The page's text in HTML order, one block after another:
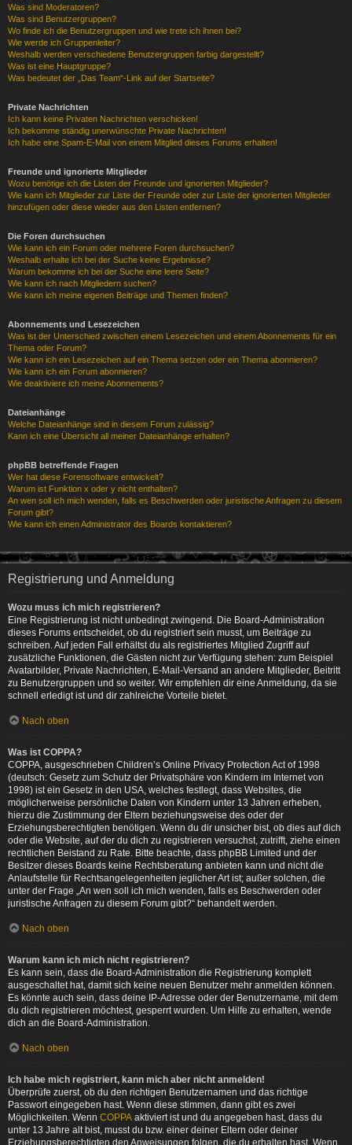
Was sind Moderatoren?
Was sind Benutzergruppen?
Wo finde ich die Benutzergruppen und wie trete ich ihnen bei?
Wie werde ich Gruppenleiter?
Weshalb werden verschiedene Benutzergruppen farbig dargestellt?
Was ist eine Hauptgruppe?
Was bedeutet der „Das Team“-Link auf der Startseite?
Private Nachrichten
Ich kann keine Privaten Nachrichten verschicken!
Ich bekomme ständig unerwünschte Private Nachrichten!
Ich habe eine Spam-E-Mail von einem Mitglied dieses Forums erhalten!
Freunde und ignorierte Mitglieder
Wozu benötige ich die Listen der Freunde und ignorierten Mitglieder?
Wie kann ich Mitglieder zur Liste der Freunde oder zur Liste der ignorierten Mitglieder
hinzufügen oder diese wieder aus den Listen entfernen?
Die Foren durchsuchen
Wie kann ich ein Forum oder mehrere Foren durchsuchen?
Weshalb erhalte ich bei der Suche keine Ergebnisse?
Warum bekomme ich bei der Suche eine leere Seite?
Wie kann ich nach Mitgliedern suchen?
Wie kann ich meine eigenen Beiträge und Themen finden?
Abonnements und Lesezeichen
Was ist der Unterschied zwischen einem Lesezeichen und einem Abonnements für ein
Thema oder Forum?
Wie kann ich ein Lesezeichen auf ein Thema setzen oder ein Thema abonnieren?
Wie kann ich ein Forum abonnieren?
Wie deaktiviere ich meine Abonnements?
Dateianhänge
Welche Dateianhänge sind in diesem Forum zulässig?
Kann ich eine Übersicht all meiner Dateianhänge erhalten?
phpBB betreffende Fragen
Wer hat diese Forensoftware entwickelt?
Warum ist Funktion x oder y nicht enthalten?
An wen soll ich mich wenden, falls es Beschwerden oder juristische Anfragen zu diesem
Forum gibt?
Wie kann ich einen Administrator des Boards kontaktieren?
Registrierung und Anmeldung
Wozu muss ich mich registrieren?
Eine Registrierung ist nicht unbedingt zwingend. Die Board-Administration
dieses Forums entscheidet, ob du registriert sein musst, um Beiträge zu
schreiben. Auf jeden Fall erhältst du als registriertes Mitglied Zugriff auf
zusätzliche Funktionen, die Gästen nicht zur Verfügung stehen: zum Beispiel
Avatarbilder, Private Nachrichten, E-Mail-Versand an andere Mitglieder, Beitritt
zu Benutzergruppen und so weiter. Wir empfehlen dir eine Anmeldung, da sie
schnell erledigt ist und dir zahlreiche Vorteile bietet.
Nach oben
Was ist COPPA?
COPPA, ausgeschrieben Children’s Online Privacy Protection Act of 1998
(deutsch: Gesetz zum Schutz der Privatsphäre von Kindern im Internet von
1998) ist ein Gesetz in den USA, welches festlegt, dass Websites, die
möglicherweise persönliche Daten von Kindern unter 13 Jahren erheben,
hierzu die Zustimmung der Eltern beziehungsweise des oder der
Erziehungsberechtigten benötigen. Wenn du dir unsicher bist, ob dies auf dich
oder die Website, auf der du dich zu registrieren versuchst, zutrifft, ziehe einen
rechtlichen Beistand zu Rate. Bitte beachte, dass phpBB Limited und der
Besitzer dieses Boards keine Rechtsberatung anbieten kann und nicht die
Anlaufstelle für Rechtsangelegenheiten jeglicher Art ist; außer solchen, die
unter der Frage „An wen soll ich mich wenden, falls es Beschwerden oder
juristische Anfragen zu diesem Forum gibt?“ behandelt werden.
Nach oben
Warum kann ich mich nicht registrieren?
Es kann sein, dass die Board-Administration die Registrierung komplett
ausgeschaltet hat, damit sich keine neuen Benutzer mehr anmelden können.
Es könnte auch sein, dass deine IP-Adresse oder der Benutzername, mit dem
du dich registrieren möchtest, gesperrt wurden. Um Hilfe zu erhalten, wende
dich an die Board-Administration.
Nach oben
Ich habe mich registriert, kann mich aber nicht anmelden!
Überprüfe zuerst, ob du den richtigen Benutzernamen und das richtige
Passwort eingegeben hast. Wenn diese stimmen, dann gibt es zwei
Möglichkeiten. Wenn COPPA aktiviert ist und du angegeben hast, dass du
unter 13 Jahre alt bist, musst du bzw. einer deiner Eltern oder deiner
Erziehungsberechtigten den Anweisungen folgen, die du erhalten hast. Wenn